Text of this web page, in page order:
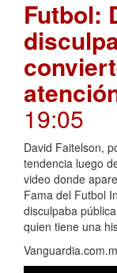
Futbol:
19:05
David Faitelson,
tendencia luego
video donde
Fama del Futbol
disculpaba
quien tiene una